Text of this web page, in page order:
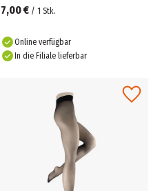
7,00 € / 1 Stk.
Online verfügbar
In die Filiale lieferbar